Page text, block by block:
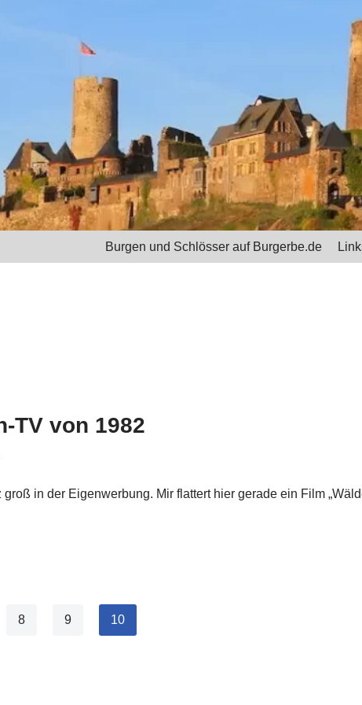
Burgen und Schlösser auf Burgerbe.de
TV von 1982
in der Eigenwerbung. Mir flattert hier gerade ein Film
8 9 10